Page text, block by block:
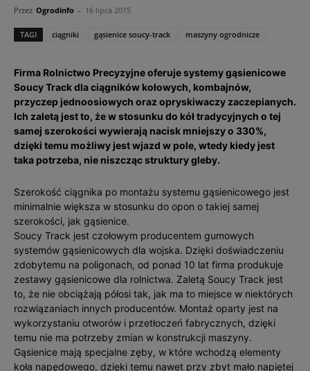
Przez Ogrodinfo - 16 lipca 2015
TAGI ciągniki gąsienice soucy-track maszyny ogrodnicze
Firma Rolnictwo Precyzyjne oferuje systemy gąsienicowe
Soucy Track dla ciągników kołowych, kombajnów,
przyczep jednoosiowych oraz opryskiwaczy zaczepianych.
Ich zaletą jest to, że w stosunku do kół tradycyjnych o tej
samej szerokości wywierają nacisk mniejszy o 330%,
dzięki temu możliwy jest wjazd w pole, wtedy kiedy jest
taka potrzeba, nie niszcząc struktury gleby.
Szerokość ciągnika po montażu systemu gąsienicowego jest
minimalnie większa w stosunku do opon o takiej samej
szerokości, jak gąsienice.
Soucy Track jest czołowym producentem gumowych
systemów gąsienicowych dla wojska. Dzięki doświadczeniu
zdobytemu na poligonach, od ponad 10 lat firma produkuje
zestawy gąsienicowe dla rolnictwa. Zaletą Soucy Track jest
to, że nie obciążają półosi tak, jak ma to miejsce w niektórych
rozwiązaniach innych producentów. Montaż oparty jest na
wykorzystaniu otworów i przetłoczeń fabrycznych, dzięki
temu nie ma potrzeby zmian w konstrukcji maszyny.
Gąsienice mają specjalne zęby, w które wchodzą elementy
koła napędowego, dzięki temu nawet przy zbyt mało napiętej